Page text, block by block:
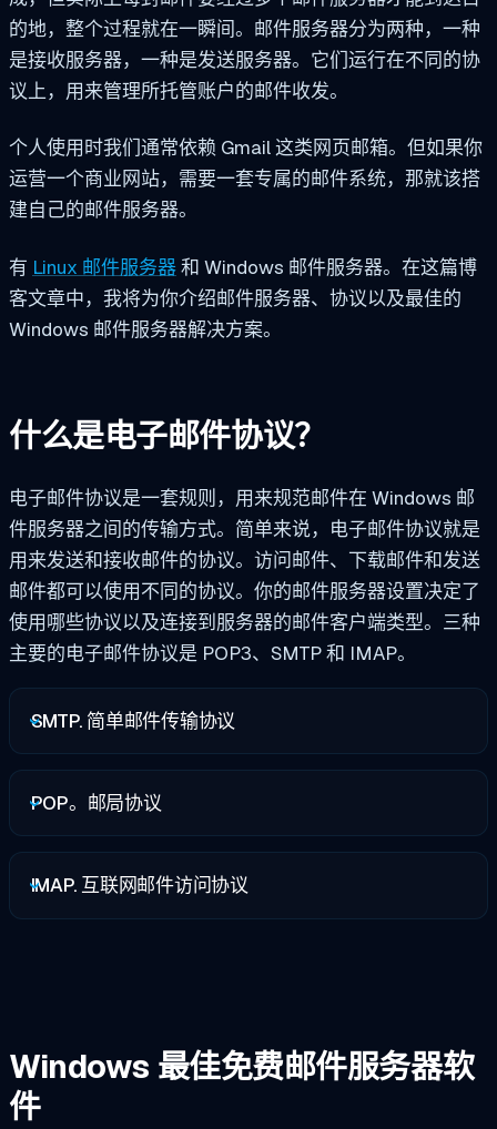
的地，整个过程就在一瞬间。邮件服务器分为两种，一种
是接收服务器，一种是发送服务器。它们运行在不同的协
议上，用来管理所托管账户的邮件收发。
个人使用时我们通常依赖 Gmail 这类网页邮箱。但如果你
运营一个商业网站，需要一套专属的邮件系统，那就该搭
建自己的邮件服务器。
有 Linux 邮件服务器和 Windows 邮件服务器。在这篇博
客文章中，我将为你介绍邮件服务器、协议以及最佳的
Windows 邮件服务器解决方案。
什么是电子邮件协议？
电子邮件协议是一套规则，用来规范邮件在 Windows 邮
件服务器之间的传输方式。简单来说，电子邮件协议就是
用来发送和接收邮件的协议。访问邮件、下载邮件和发送
邮件都可以使用不同的协议。你的邮件服务器设置决定了
使用哪些协议以及连接到服务器的邮件客户端类型。三种
主要的电子邮件协议是 POP3、SMTP 和 IMAP。
SMTP. 简单邮件传输协议
POP。邮局协议
IMAP. 互联网邮件访问协议
Windows 最佳免费邮件服务器软
件